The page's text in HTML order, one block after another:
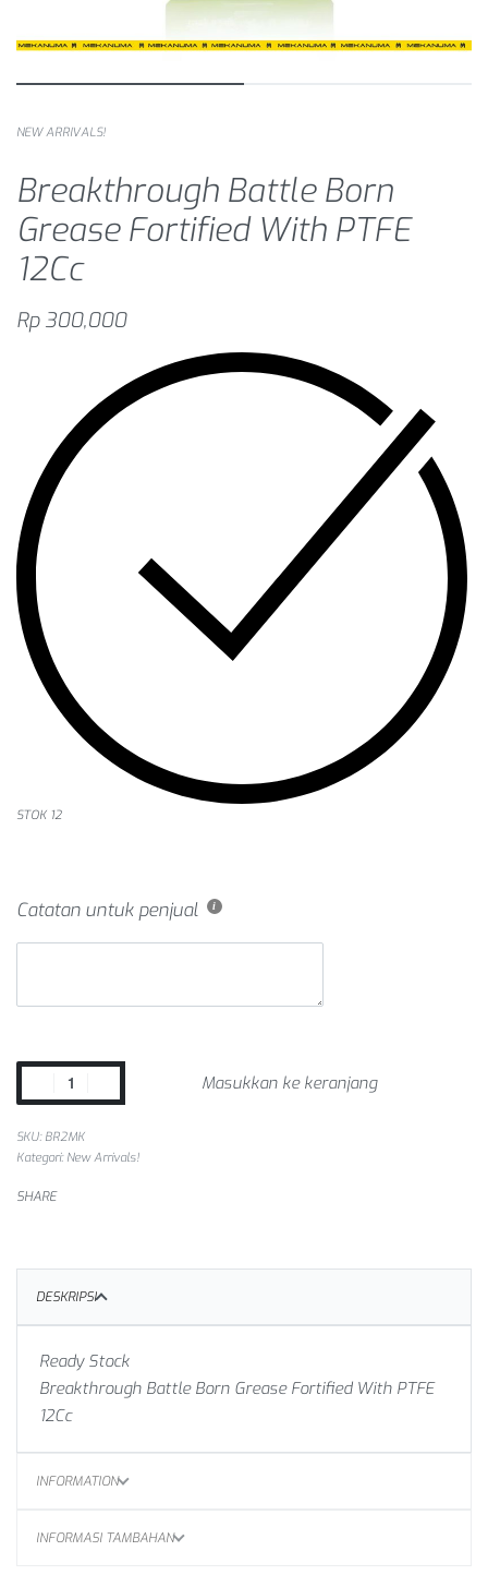
NEW ARRIVALS!
Breakthrough Battle Born
Grease Fortified With PTFE
12Cc
Rp 300,000
STOK 12
Catatan untuk penjual
Masukkan ke keranjang
SKU: BR2MK
Kategori: New Arrivals!
SHARE
DESKRIPSI
Ready Stock
Breakthrough Battle Born Grease Fortified With PTFE
12Cc
INFORMATION
INFORMASI TAMBAHAN